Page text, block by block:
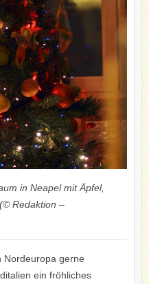
in Neapel mit Äpfel,
Redaktion –
Nordeuropa gerne
ein fröhliches